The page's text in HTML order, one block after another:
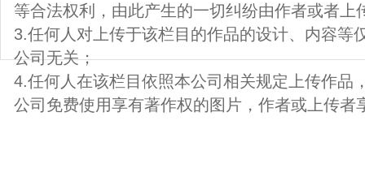
等合法权利，由此产生的一切纠纷由作者或者上
3.任何人对上传于该栏目的作品的设计、内容等
公司无关；
4.任何人在该栏目依照本公司相关规定上传作品
公司免费使用享有著作权的图片，作者或上传者